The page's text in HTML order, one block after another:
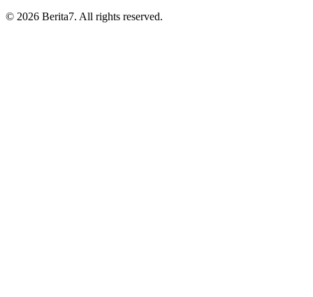
© 2026 Berita7. All rights reserved.